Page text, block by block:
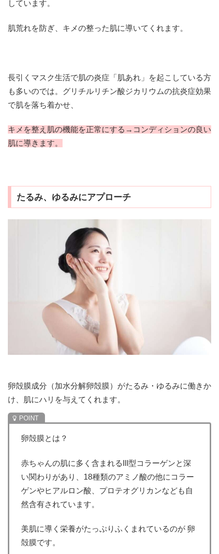
しています。
肌荒れを防ぎ、キメの整った肌に導いてくれます。
長引くマスク生活で肌の炎症「肌あれ」を起こしている方
も多いのでは。グリチルリチン酸ジカリウムの抗炎症効果
で肌を落ち着かせ、
キメを整え肌の機能を正常にする→コンディションの良い
肌に導きます。
たるみ、ゆるみにアプローチ
卵殻膜成分（加水分解卵殻膜）がたるみ・ゆるみに働きか
け、肌にハリを与えてくれます。
卵殻膜とは？
赤ちゃんの肌に多く含まれるIII型コラーゲンと深
い関わりがあり、18種類のアミノ酸の他にコラー
ゲンやヒアルロン酸、プロテオグリカンなども自
然含有されています。
美肌に導く栄養がたっぷりふくまれているのが 卵
殻膜です。